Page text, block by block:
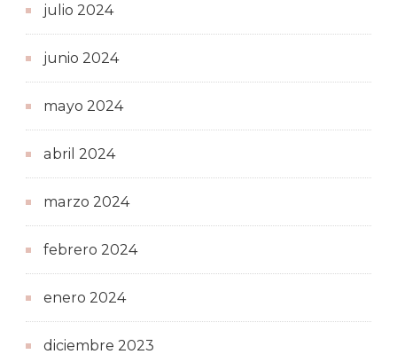
julio 2024
junio 2024
mayo 2024
abril 2024
marzo 2024
febrero 2024
enero 2024
diciembre 2023